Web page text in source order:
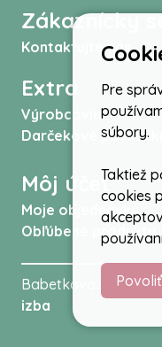
Zákaznícky
Kontaktujte nás
Extra
Výrobcovia
Darčekové poukážky
Môj účet
Moje objednávky
Obľúbené produkty
Babetkovo.sk ©
izba
Pre
súbory.
Taktiež
cookies